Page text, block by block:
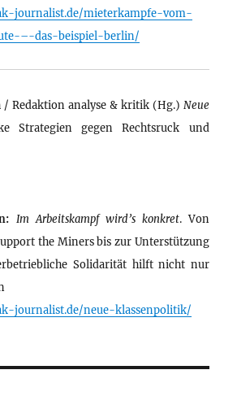
journalist.de/mieterkampfe-vom-
–-das-beispiel-berlin/
/ Redaktion analyse & kritik (Hg.) Neue
Strategien gegen Rechtsruck und
Im Arbeitskampf wird’s konkret. Von
the Miners bis zur Unterstützung
Solidarität hilft nicht nur
journalist.de/neue-klassenpolitik/